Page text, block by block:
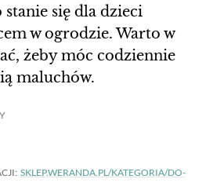
stanie się dla dzieci
w ogrodzie. Warto w
żeby móc codziennie
maluchów.
SKLEP.WERANDA.PL/KATEGORIA/DO-